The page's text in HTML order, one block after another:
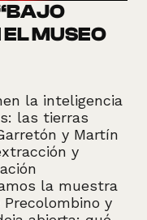
EL MUSEO
la inteligencia
las tierras
y Martín
y
la muestra
y